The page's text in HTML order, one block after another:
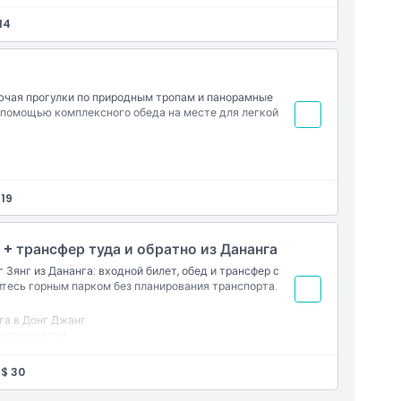
прогулки по природным тропам и панорамные
комплексного обеда на месте для легкой
трансфер туда и обратно из Дананга
из Дананга: входной билет, обед и трансфер с
горным парком без планирования транспорта.
в Донг Джанг
на SUP
30